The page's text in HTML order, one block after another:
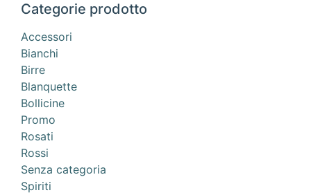
Categorie prodotto
Accessori
Bianchi
Birre
Blanquette
Bollicine
Promo
Rosati
Rossi
Senza categoria
Spiriti